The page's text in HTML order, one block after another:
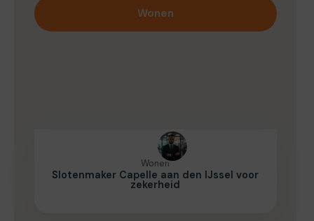
Wonen
Wonen
Slotenmaker Capelle aan den IJssel voor
zekerheid